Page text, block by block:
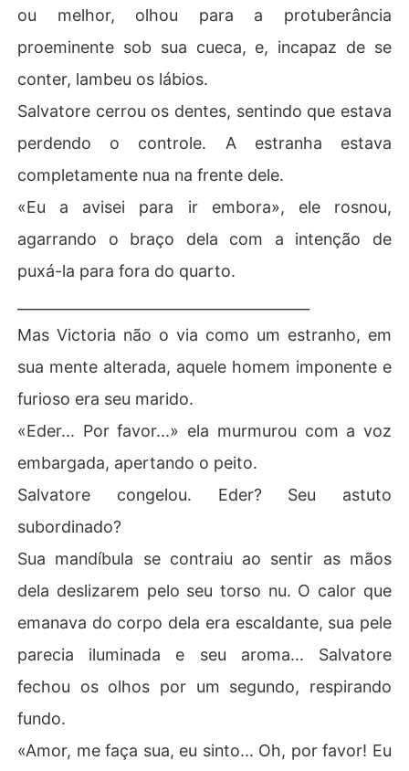
ou melhor, olhou para a protuberância
proeminente sob sua cueca, e, incapaz de se
conter, lambeu os lábios.
Salvatore cerrou os dentes, sentindo que estava
perdendo o controle. A estranha estava
completamente nua na frente dele.
«Eu a avisei para ir embora», ele rosnou,
agarrando o braço dela com a intenção de
puxá-la para fora do quarto.
Mas Victoria não o via como um estranho, em
sua mente alterada, aquele homem imponente e
furioso era seu marido.
«Eder... Por favor...» ela murmurou com a voz
embargada, apertando o peito.
Salvatore congelou. Eder? Seu astuto
subordinado?
Sua mandíbula se contraiu ao sentir as mãos
dela deslizarem pelo seu torso nu. O calor que
emanava do corpo dela era escaldante, sua pele
parecia iluminada e seu aroma... Salvatore
fechou os olhos por um segundo, respirando
fundo.
«Amor, me faça sua, eu sinto... Oh, por favor! Eu